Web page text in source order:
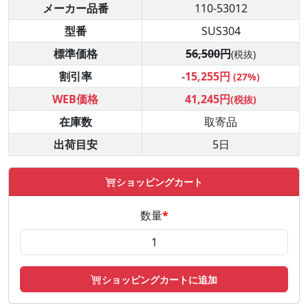
メーカー品番
110-53012
型番
SUS304
標準価格
56,500円(税抜)
割引率 -15,255円 (27%)
WEB価格 41,245円(税抜)
在庫数
取寄品
出荷目安
5日
ショッピングカート
数量*
ショッピングカートに追加